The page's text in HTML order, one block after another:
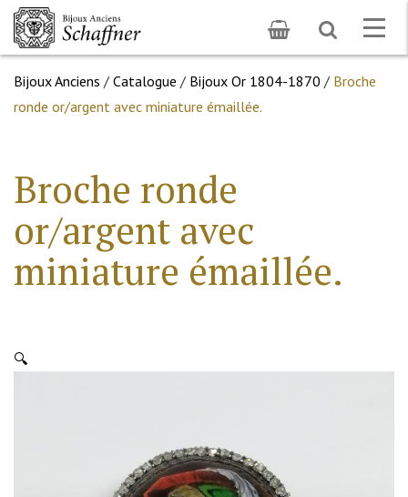
Toggle
search
Bijoux Anciens / Catalogue / Bijoux Or 1804-1870 / Broche
ronde or/argent avec miniature émaillée.
Broche ronde
or/argent avec
miniature émaillée.
🔍